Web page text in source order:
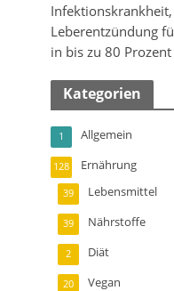
Leberentzündung
in bis zu 80 Prozent
Kategorien
Allgemein
1
Ernährung
128
Lebensmittel
39
Nährstoffe
39
Diät
2
Vegan
20